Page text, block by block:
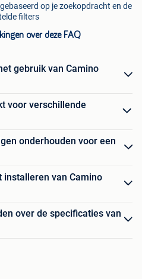
op je zoekopdracht en de
filters
over deze FAQ
gebruik van Camino
voor verschillende
onderhouden voor een
installeren van Camino
over de specificaties van